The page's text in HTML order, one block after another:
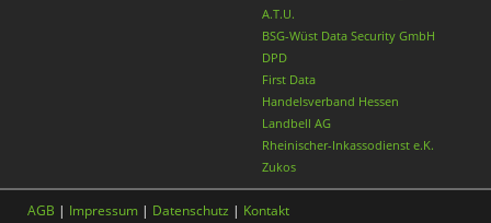
A.T.U.
BSG-Wüst Data Security GmbH
DPD
First Data
Handelsverband Hessen
Landbell AG
Rheinischer-Inkassodienst e.K.
Zukos
AGB | Impressum | Datenschutz | Kontakt